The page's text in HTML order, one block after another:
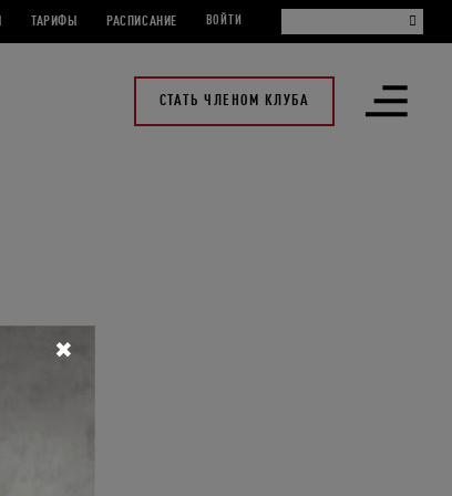
ТАРИФЫ РАСПИСАНИЕ ВОЙТИ
СТАТЬ ЧЛЕНОМ КЛУБА
Открыть
меню
✖